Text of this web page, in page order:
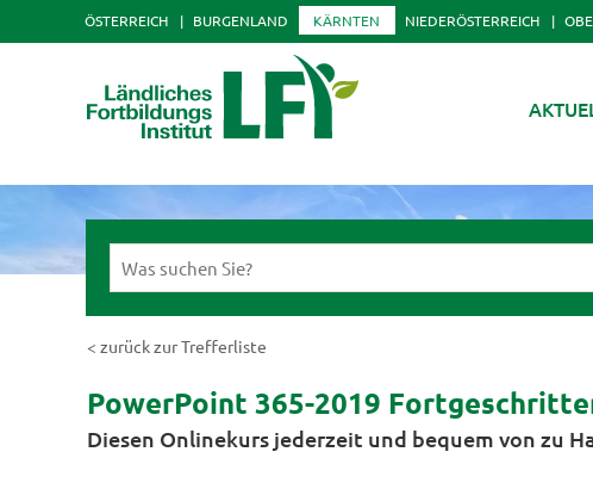
ÖSTERREICH BURGENLAND KÄRNTEN NIEDERÖSTERREICH
< zurück zur Trefferliste
PowerPoint 365-2019
Diesen Onlinekurs jederzeit und bequem von zu